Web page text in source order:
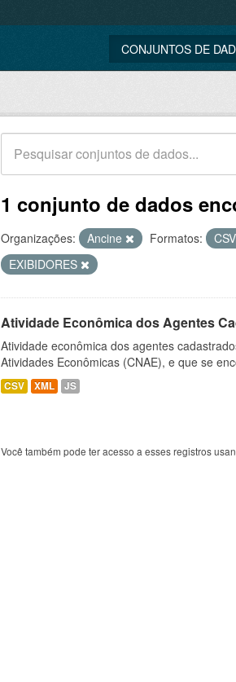
CONJUNTOS DE
1 conjunto de dados
Organizações: Ancine Formatos: CSV
EXIBIDORES
Atividade Econômica dos Agentes
Atividade econômica dos agentes
Atividades Econômicas (CNAE), e que se
CSV XML JS
Você também pode ter acesso a esses registros